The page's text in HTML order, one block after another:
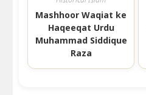
Mashhoor Waqiat ke
Haqeeqat Urdu
Muhammad Siddique
Raza